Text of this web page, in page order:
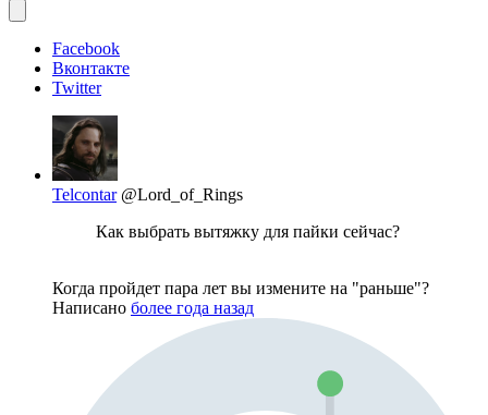
Facebook
Вконтакте
Twitter
Telcontar @Lord_of_Rings
Как выбрать вытяжку для пайки сейчас?
Когда пройдет пара лет вы измените на "раньше"?
Написано более года назад